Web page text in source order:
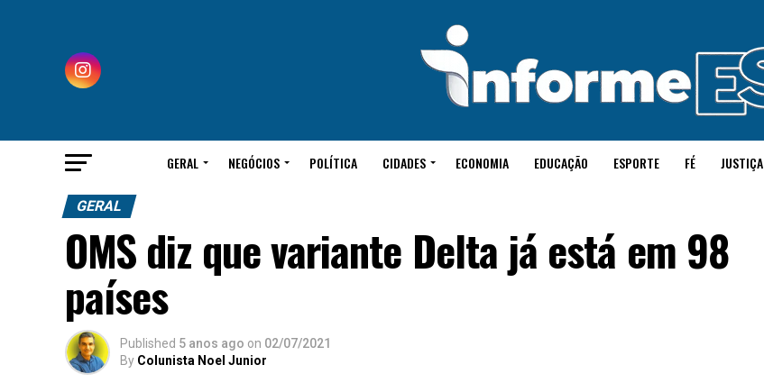
GERAL NEGÓCIOS POLÍTICA CIDADES ECONOMIA EDUCAÇÃO ESPORTE FÉ JUSTIÇA
GERAL
OMS diz que variante Delta já está em 98
países
Published 5 anos ago on 02/07/2021
By Colunista Noel Junior